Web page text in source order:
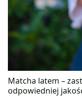
Matcha latem –
odpowiedniej